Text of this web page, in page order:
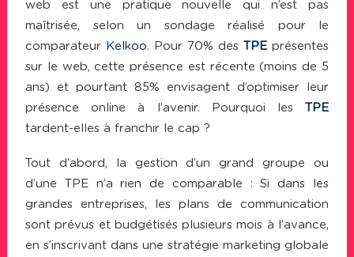
web est une pratique nouvelle qui n’est pas
maîtrisée, selon un sondage réalisé pour le
comparateur Kelkoo. Pour 70% des TPE présentes
sur le web, cette présence est récente (moins de 5
ans) et pourtant 85% envisagent d’optimiser leur
présence online à l’avenir. Pourquoi les
TPE
tardent-elles à franchir le cap ?
Tout d’abord, la gestion d’un grand groupe ou
d’une TPE n’a rien de comparable : Si dans les
grandes entreprises, les plans de communication
sont prévus et budgétisés plusieurs mois à l’avance,
en s’inscrivant dans une stratégie marketing globale